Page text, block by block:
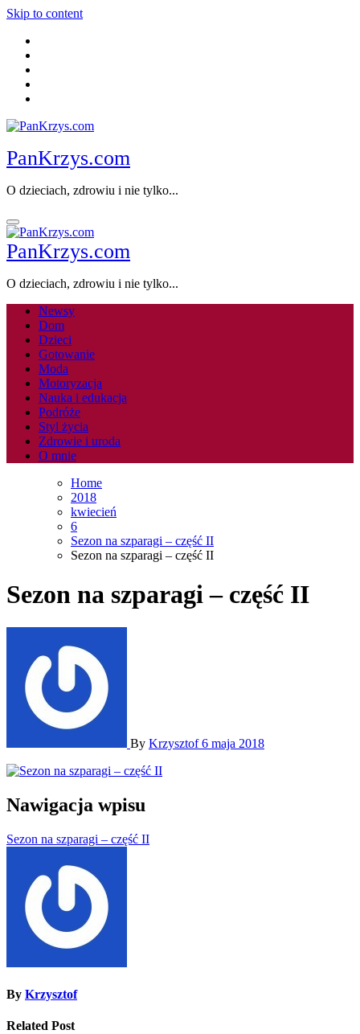
Skip to content
PanKrzys.com
O dzieciach, zdrowiu i nie tylko...
PanKrzys.com
O dzieciach, zdrowiu i nie tylko...
Newsy
Dom
Dzieci
Gotowanie
Moda
Motoryzacja
Nauka i edukacja
Podróże
Styl życia
Zdrowie i uroda
O mnie
Home
2018
kwiecień
6
Sezon na szparagi – część II
Sezon na szparagi – część II
Sezon na szparagi – część II
By Krzysztof6 maja 2018
Nawigacja wpisu
Sezon na szparagi – część II
By Krzysztof
Related Post